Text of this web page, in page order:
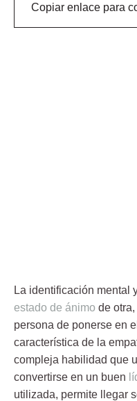
Copiar enlace para
La identificación mental
estado de ánimo de
persona de ponerse en
característica de la
compleja habilidad que
convertirse en un buen
utilizada, permite llegar